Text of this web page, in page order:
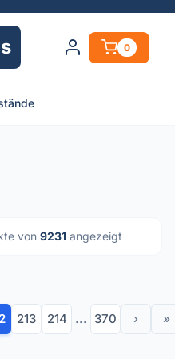
0
von 9231 angezeigt
213 214 ... 370 › »